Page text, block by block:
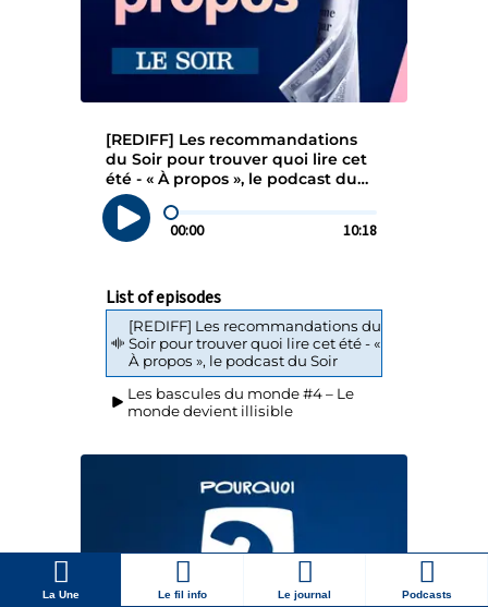
La Une Le fil info Le journal Podcasts